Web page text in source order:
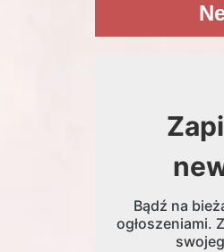
Bądź na
ogłoszeniami.